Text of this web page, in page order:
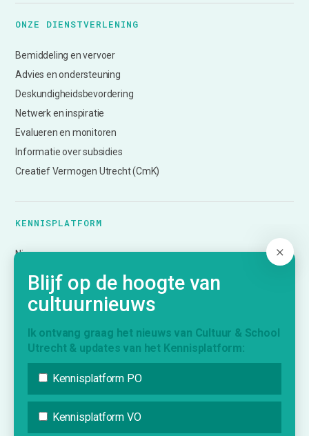
ONZE DIENSTVERLENING
Bemiddeling en vervoer
Advies en ondersteuning
Deskundigheidsbevordering
Netwerk en inspiratie
Evalueren en monitoren
Informatie over subsidies
Creatief Vermogen Utrecht (CmK)
KENNISPLATFORM
Nieuws
Agenda
Inspiratie
Vraag & Aanbod
Bijdrage indienen
Inschrijven nieuwsbrief
INFORMATIE
Over Cultuur & School Utrecht
Blijf op de hoogte van
cultuurnieuws
Ik ontvang graag het nieuws van Cultuur & School
Utrecht & updates van het Kennisplatform:
Kennisplatform PO
Kennisplatform VO